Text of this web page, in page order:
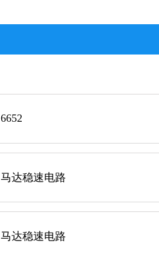
6652
马达稳速电路
马达稳速电路